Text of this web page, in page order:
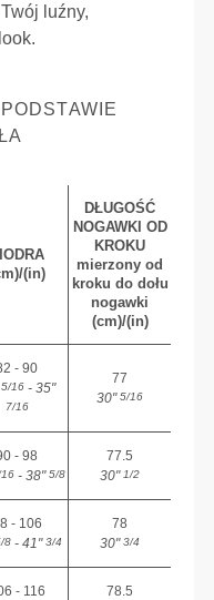
luźny,
(in)
DŁUGOŚĆ
NOGAWKI OD
KROKU
mierzony od
kroku do dołu
nogawki
(cm)/(in)
- 90
16 - 35"
7/16
77
30"5/16
- 98
- 38"5/8
77.5
30"1/2
- 106
8 - 41"3/4
78
30"3/4
- 116
78.5